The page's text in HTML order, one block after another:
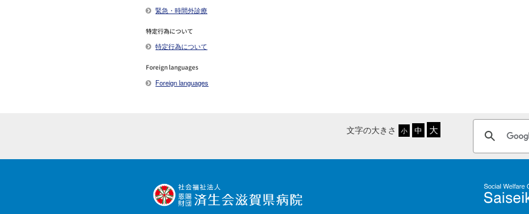
緊急・時間外診療
特定行為について
特定行為について
Foreign languages
Foreign languages
文字の大きさ